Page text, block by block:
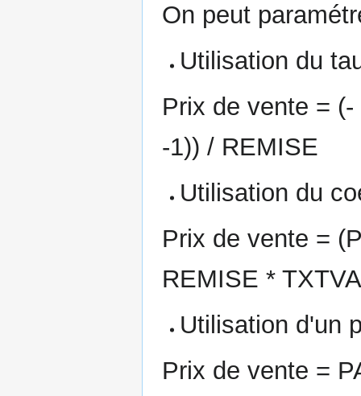
On peut
Utilisation du
Prix de vente =
-1)) / REMISE
Utilisation du
Prix de vente =
REMISE * TXTVA
Utilisation d'un
Prix de vente =